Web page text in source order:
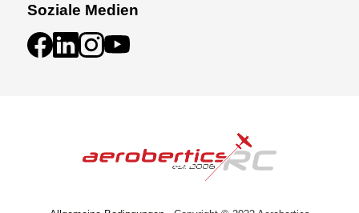
Soziale Medien